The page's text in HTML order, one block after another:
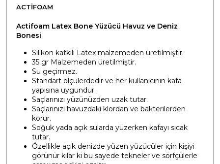
ACTIFOAM
Actifoam Latex Bone Yüzücü Havuz ve Deniz
Bonesi
Silikon katkılı Latex malzemeden üretilmiştir.
35 gr Malzemeden üretilmiştir.
Su geçirmez.
Standart ölçülerdedir ve her kullanıcının kafa
yapısına uygundur.
Saçlarınızı yüzünüzden uzak tutar.
Saçlarınızı havuzdaki klordan ve bakterilerden
korur.
Soğuk yada açık sularda yüzerken kafayı sıcak
tutar.
Özellikle açık denizde yüzen yüzücüler için kişiyi
görünür kılar ki bu sayede tekneler ve sörfçülerle